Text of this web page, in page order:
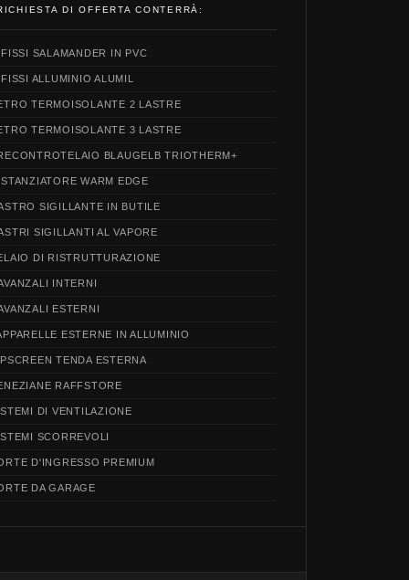
DI OFFERTA CONTERRÀ:
SALAMANDER IN PVC
ALLUMINIO ALUMIL
TERMOISOLANTE 2 LASTRE
TERMOISOLANTE 3 LASTRE
BLAUGELB TRIOTHERM+
WARM EDGE
SIGILLANTE IN BUTILE
SIGILLANTI AL VAPORE
DI RISTRUTTURAZIONE
INTERNI
ESTERNI
ESTERNE IN ALLUMINIO
TENDA ESTERNA
RAFFSTORE
DI VENTILAZIONE
SCORREVOLI
D'INGRESSO PREMIUM
DA GARAGE